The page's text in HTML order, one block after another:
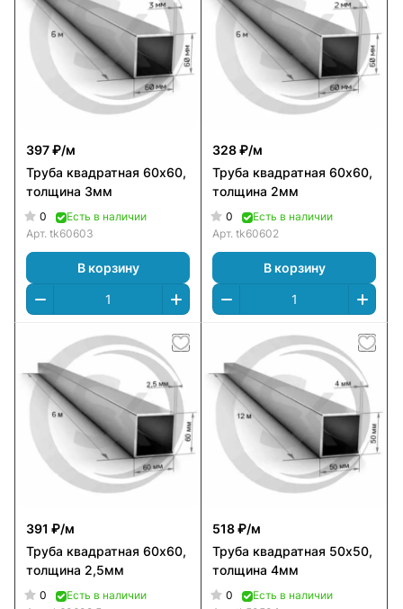
397 ₽/м
Труба квадратная 60х60,
толщина 3мм
0
Есть в наличии
Арт. tk60603
В корзину
328 ₽/м
Труба квадратная 60х60,
толщина 2мм
0
Есть в наличии
Арт. tk60602
В корзину
391 ₽/м
Труба квадратная 60х60,
толщина 2,5мм
0
Есть в наличии
518 ₽/м
Труба квадратная 50х50,
толщина 4мм
0
Есть в наличии